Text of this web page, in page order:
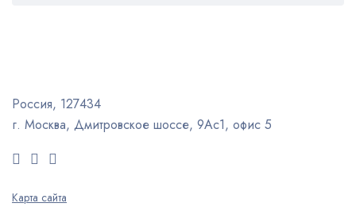
Россия, 127434
г. Москва, Дмитровское шоссе, 9Ас1, офис 5
Карта сайта